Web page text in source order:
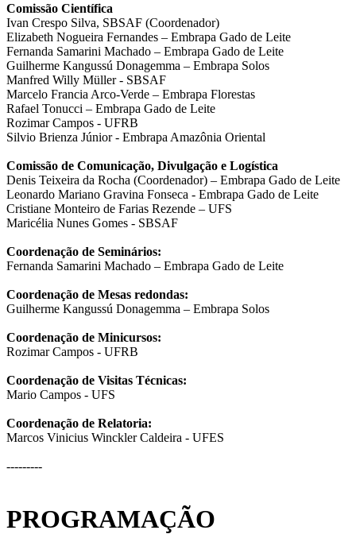
Comissão Científica
Ivan Crespo Silva, SBSAF (Coordenador)
Elizabeth Nogueira Fernandes – Embrapa Gado de Leite
Fernanda Samarini Machado – Embrapa Gado de Leite
Guilherme Kangussú Donagemma – Embrapa Solos
Manfred Willy Müller - SBSAF
Marcelo Francia Arco-Verde – Embrapa Florestas
Rafael Tonucci – Embrapa Gado de Leite
Rozimar Campos - UFRB
Silvio Brienza Júnior - Embrapa Amazônia Oriental
Comissão de Comunicação, Divulgação e Logística
Denis Teixeira da Rocha (Coordenador) – Embrapa Gado de Leite
Leonardo Mariano Gravina Fonseca - Embrapa Gado de Leite
Cristiane Monteiro de Farias Rezende – UFS
Maricélia Nunes Gomes - SBSAF
Coordenação de Seminários:
Fernanda Samarini Machado – Embrapa Gado de Leite
Coordenação de Mesas redondas:
Guilherme Kangussú Donagemma – Embrapa Solos
Coordenação de Minicursos:
Rozimar Campos - UFRB
Coordenação de Visitas Técnicas:
Mario Campos - UFS
Coordenação de Relatoria:
Marcos Vinicius Winckler Caldeira - UFES
---------
PROGRAMAÇÃO